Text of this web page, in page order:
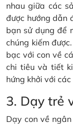
nhau giữa các
được hướng dẫn
bạn sử dụng để
chúng kiếm
bạc với con về
chi tiêu và tiết
hứng khởi với
3. Dạy trẻ
Dạy con về